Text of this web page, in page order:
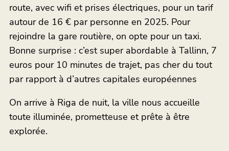
route, avec wifi et prises électriques, pour un tarif
autour de 16 € par personne en 2025. Pour
rejoindre la gare routière, on opte pour un taxi.
Bonne surprise : c’est super abordable à Tallinn, 7
euros pour 10 minutes de trajet, pas cher du tout
par rapport à d’autres capitales européennes
On arrive à Riga de nuit, la ville nous accueille
toute illuminée, prometteuse et prête à être
explorée.